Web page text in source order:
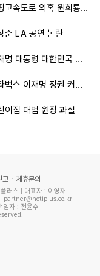
고속도로 의혹 원희룡 종
준 LA 공연 논란
명 대통령 대한민국 대도
벅스 이재명 정권 커피 한
이집 대법 원장 과실
고 제휴문의
러스 | 대표자 : 이영재
partner@notiplus.co.kr
임자 : 전윤수